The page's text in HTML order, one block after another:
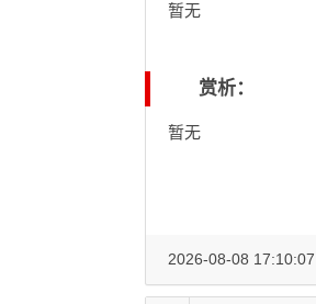
暂无
赏析：
暂无
2026-08-08 17:10:07